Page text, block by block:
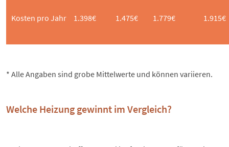
Kosten pro Jahr 1.398€ 1.475€ 1.779€ 1.915€
* Alle Angaben sind grobe Mittelwerte und können variieren.
Welche Heizung gewinnt im Vergleich?